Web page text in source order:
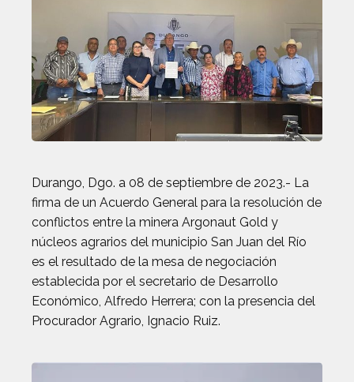
Durango, Dgo. a 08 de septiembre de 2023.- La
firma de un Acuerdo General para la resolución de
conflictos entre la minera Argonaut Gold y
núcleos agrarios del municipio San Juan del Río
es el resultado de la mesa de negociación
establecida por el secretario de Desarrollo
Económico, Alfredo Herrera; con la presencia del
Procurador Agrario, Ignacio Ruiz.